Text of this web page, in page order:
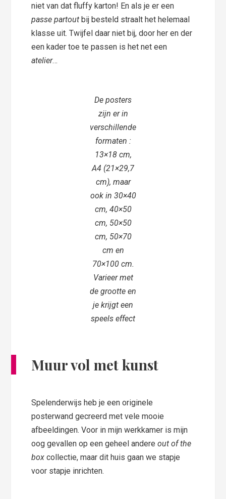
niet van dat fluffy karton! En als je er een
passe partout bij besteld straalt het helemaal
klasse uit. Twijfel daar niet bij, door her en der
een kader toe te passen is het net een
atelier…
De posters
zijn er in
verschillende
formaten :
13×18 cm,
A4 (21×29,7
cm), maar
ook in 30×40
cm, 40×50
cm, 50×50
cm, 50×70
cm en
70×100 cm.
Varieer met
de grootte en
je krijgt een
speels effect
Muur vol met kunst
Spelenderwijs heb je een originele
posterwand gecreerd met vele mooie
afbeeldingen. Voor in mijn werkkamer is mijn
oog gevallen op een geheel andereout of the
box collectie, maar dit huis gaan we stapje
voor stapje inrichten.